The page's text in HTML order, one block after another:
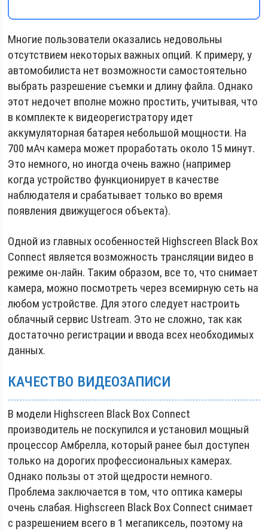
Многие пользователи оказались недовольны
отсутствием некоторых важных опций. К примеру, у
автомобилиста нет возможности самостоятельно
выбрать разрешение съемки и длину файла. Однако
этот недочет вполне можно простить, учитывая, что
в комплекте к видеорегистратору идет
аккумуляторная батарея небольшой мощности. На
700 мАч камера может проработать около 15 минут.
Это немного, но иногда очень важно (например
когда устройство функционирует в качестве
наблюдателя и срабатывает только во время
появления движущегося объекта).
Одной из главных особенностей Highscreen Black Box
Connect является возможность трансляции видео в
режиме он-лайн. Таким образом, все то, что снимает
камера, можно посмотреть через всемирную сеть на
любом устройстве. Для этого следует настроить
облачный сервис Ustream. Это не сложно, так как
достаточно регистрации и ввода всех необходимых
данных.
КАЧЕСТВО ВИДЕОЗАПИСИ
В модели Highscreen Black Box Connect
производитель не поскупился и установил мощный
процессор Амбрелла, который ранее был доступен
только на дорогих профессиональных камерах.
Однако пользы от этой щедрости немного.
Проблема заключается в том, что оптика камеры
очень слабая. Highscreen Black Box Connect снимает
с разрешением всего в 1 мегапиксель, поэтому на